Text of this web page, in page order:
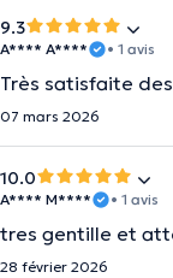
9.3
A**** A**** • 1 avis
Très satisfaite
07 mars 2026
10.0
A**** M**** • 1 avis
tres gentille et
28 février 2026